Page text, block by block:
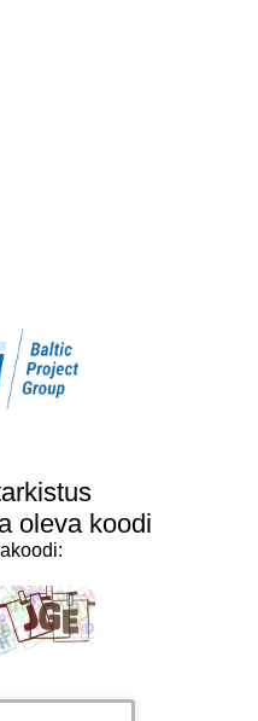
oleva koodi